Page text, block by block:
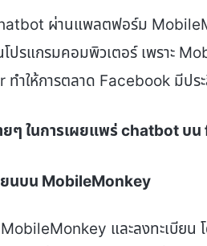
ผ่านแพลตฟอร์ม
โปรแกรมคอมพิวเตอร์ เพราะ
ทำให้การตลาด Facebook มีปร
ๆ ในการเผยแพร่ chatbot บน
ยนบน MobileMonkey
MobileMonkey และลงทะเบียน